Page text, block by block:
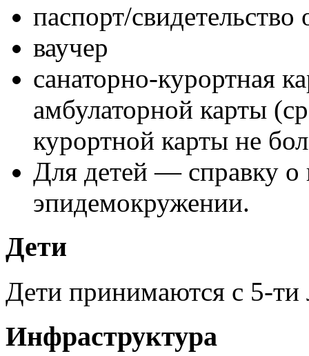
паспорт/
ваучер
санаторно-курортная
амбулаторной карты
курортной карты не
Для детей — справку о
эпидемокружении.
Дети
Дети принимаются с 5-ти
Инфраструктура